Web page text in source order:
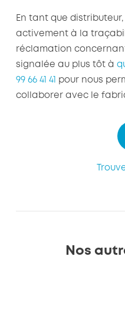
En tant que
activement à la
réclamation
signalée au plus tôt à
99 66 41 41
pour nous
collaborer avec le
Nos